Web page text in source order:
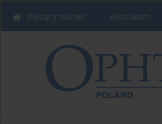
Bieżący numer Archiwum